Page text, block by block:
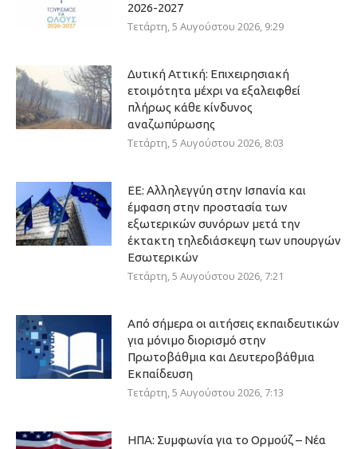
2026-2027
Τετάρτη, 5 Αυγούστου 2026, 9:29
Δυτική Αττική: Επιχειρησιακή
ετοιμότητα μέχρι να εξαλειφθεί
πλήρως κάθε κίνδυνος
αναζωπύρωσης
Τετάρτη, 5 Αυγούστου 2026, 8:03
ΕΕ: Αλληλεγγύη στην Ισπανία και
έμφαση στην προστασία των
εξωτερικών συνόρων μετά την
έκτακτη τηλεδιάσκεψη των υπουργών
Εσωτερικών
Τετάρτη, 5 Αυγούστου 2026, 7:21
Από σήμερα οι αιτήσεις εκπαιδευτικών
για μόνιμο διορισμό στην
Πρωτοβάθμια και Δευτεροβάθμια
Εκπαίδευση
Τετάρτη, 5 Αυγούστου 2026, 7:13
ΗΠΑ: Συμφωνία για το Ορμούζ – Νέα